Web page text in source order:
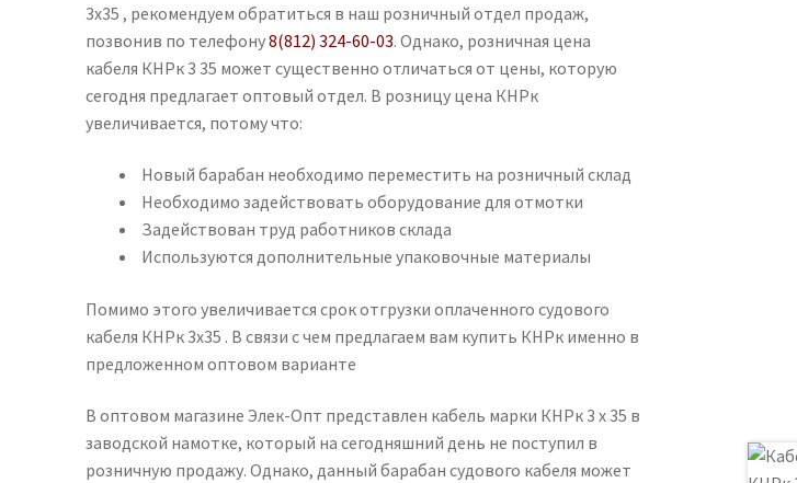
3х35 , рекомендуем обратиться в наш розничный отдел продаж,
позвонив по телефону8(812) 324-60-03. Однако, розничная цена
кабеля КНРк 3 35 может существенно отличаться от цены, которую
сегодня предлагает оптовый отдел. В розницу цена КНРк
увеличивается, потому что:
Новый барабан необходимо переместить на розничный склад
Необходимо задействовать оборудование для отмотки
Задействован труд работников склада
Используются дополнительные упаковочные материалы
Помимо этого увеличивается срок отгрузки оплаченного судового
кабеля КНРк 3х35 . В связи с чем предлагаем вам купить КНРк именно в
предложенном оптовом варианте
В оптовом магазине Элек-Опт представлен кабель марки КНРк 3 х 35 в
заводской намотке, который на сегодняшний день не поступил в
розничную продажу. Однако, данный барабан судового кабеля может